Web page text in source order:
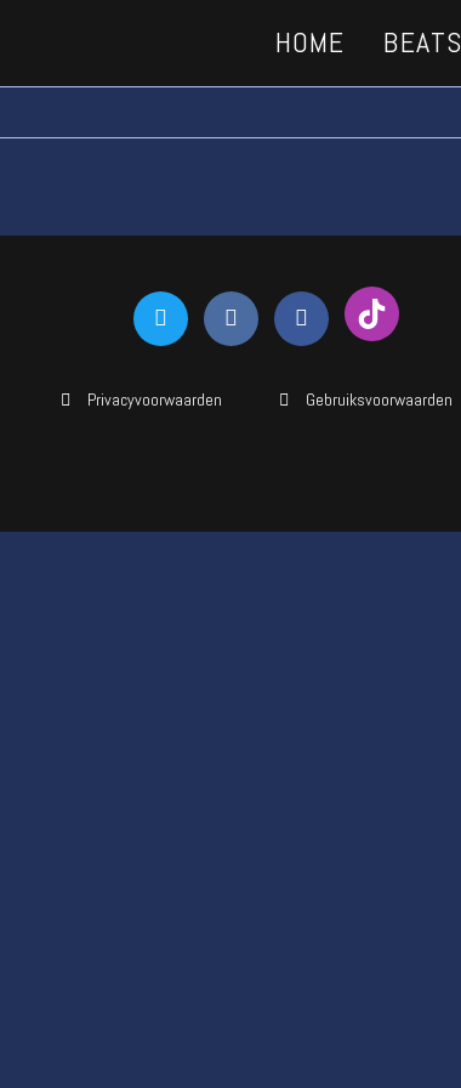
HOME BEATS
Privacyvoorwaarden Gebruiksvoorwaarden